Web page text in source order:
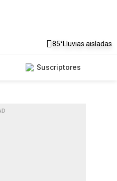
85°Lluvias aisladas
Suscriptores